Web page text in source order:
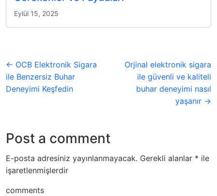
Eylül 15, 2025
← OCB Elektronik Sigara
ile Benzersiz Buhar
Deneyimi Keşfedin
Orjinal elektronik sigara
ile güvenli ve kaliteli
buhar deneyimi nasıl
yaşanır →
Post a comment
E-posta adresiniz yayınlanmayacak. Gerekli alanlar * ile
işaretlenmişlerdir
comments